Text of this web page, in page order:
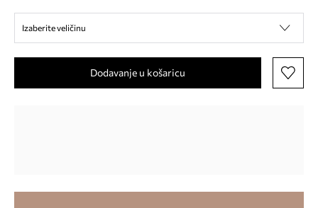
Izaberite veličinu
Dodavanje u košaricu